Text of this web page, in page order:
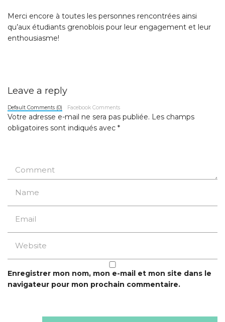
Merci encore à toutes les personnes rencontrées ainsi
qu’aux étudiants grenoblois pour leur engagement et leur
enthousiasme!
Leave a reply
Default Comments (0) Facebook Comments
Votre adresse e-mail ne sera pas publiée. Les champs
obligatoires sont indiqués avec *
Enregistrer mon nom, mon e-mail et mon site dans le
navigateur pour mon prochain commentaire.